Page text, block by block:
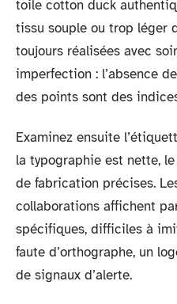
toile cotton duck
tissu souple ou trop léger
toujours réalisées avec
imperfection : l’absence
des points sont des
Examinez ensuite
la typographie est nette,
de fabrication précises.
collaborations affichent
spécifiques, difficiles à
faute d’orthographe, un
de signaux d’alerte.